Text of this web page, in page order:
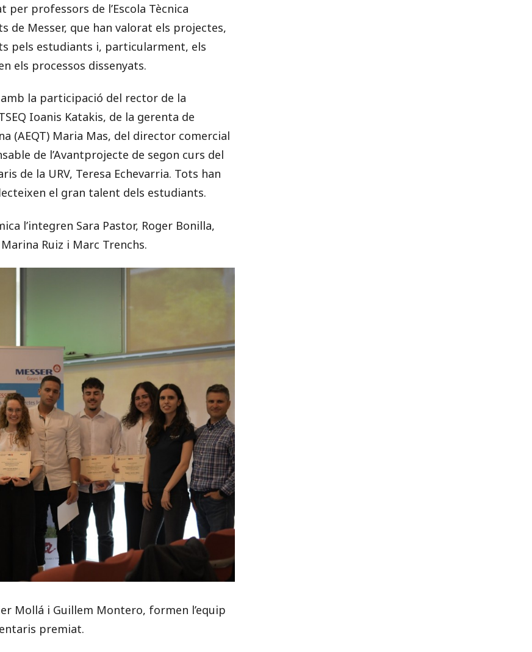
professors de l’Escola Tècnica
de Messer, que han valorat els projectes,
pels estudiants i, particularment, els
els processos dissenyats.
la participació del rector de la
Ioanis Katakis, de la gerenta de
(AEQT) Maria Mas, del director comercial
de l’Avantprojecte de segon curs del
de la URV, Teresa Echevarria. Tots han
el gran talent dels estudiants.
l’integren Sara Pastor, Roger Bonilla,
Ruiz i Marc Trenchs.
Mollá i Guillem Montero, formen l’equip
premiat.